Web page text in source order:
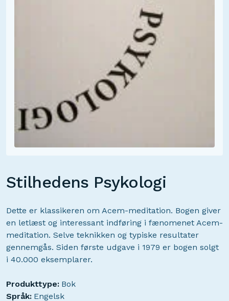
Stilhedens Psykologi
Dette er klassikeren om Acem-meditation. Bogen giver
en letlæst og interessant indføring i fænomenet Acem-
meditation. Selve teknikken og typiske resultater
gennemgås. Siden første udgave i 1979 er bogen solgt
i 40.000 eksemplarer.
Produkttype: Bok
Språk: Engelsk